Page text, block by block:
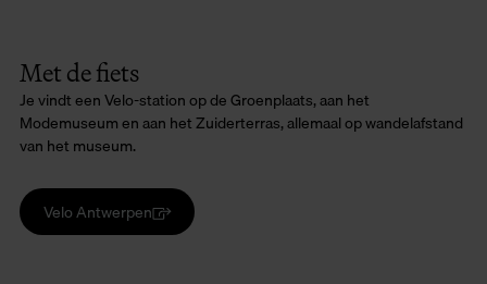
Met de fiets
Je vindt een Velo-station op de Groenplaats, aan het
Modemuseum en aan het Zuiderterras, allemaal op wandelafstand
van het museum.
Velo Antwerpen